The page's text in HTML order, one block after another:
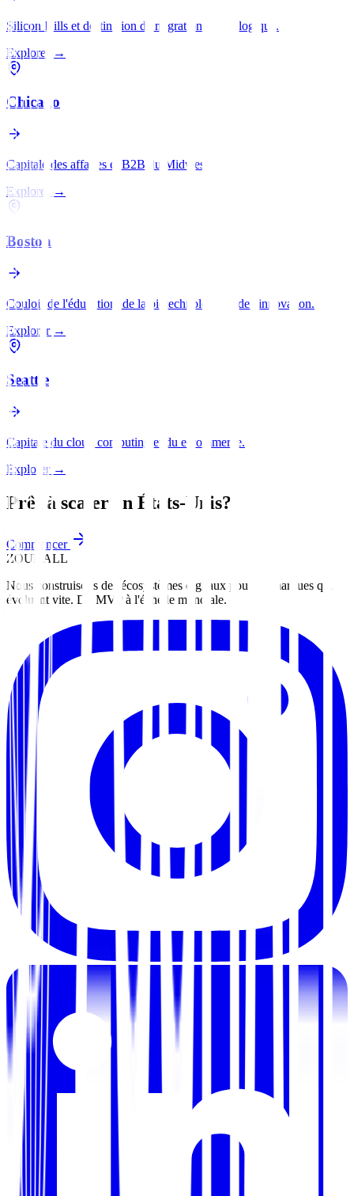
Silicon Hills et destination de migration technologique.
Explorer
→
Chicago
Capitale des affaires et B2B du Midwest.
Explorer
→
Boston
Couloir de l'éducation, de la biotechnologie et de l'innovation.
Explorer→
Seattle
Capitale du cloud computing et du e-commerce.
Explorer→
Prêt à scaler en États-Unis?
Commencer
ZOUHALL
Nous construisons des écosystèmes digitaux pour les marques qui
évoluent vite. Du MVP à l'échelle mondiale.